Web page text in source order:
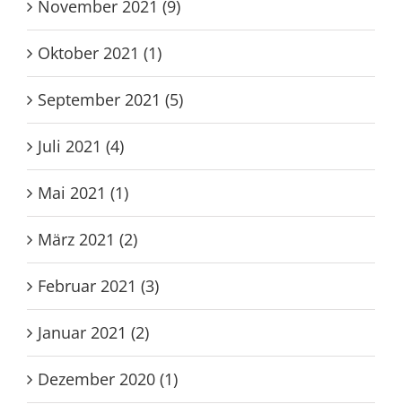
November 2021 (9)
Oktober 2021 (1)
September 2021 (5)
Juli 2021 (4)
Mai 2021 (1)
März 2021 (2)
Februar 2021 (3)
Januar 2021 (2)
Dezember 2020 (1)